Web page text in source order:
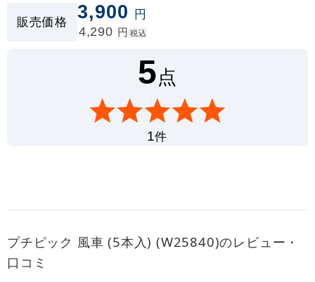
販売価格 3,900 円
4,290 円 税込
5点
1件
プチピック 風車 (5本入) (W25840)のレビュー・
口コミ